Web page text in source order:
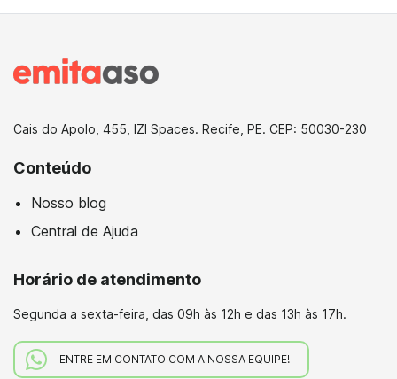
Cais do Apolo, 455, IZI Spaces. Recife, PE. CEP: 50030-230
Conteúdo
Nosso blog
Central de Ajuda
Horário de atendimento
Segunda a sexta-feira, das 09h às 12h e das 13h às 17h.
ENTRE EM CONTATO COM A NOSSA EQUIPE!